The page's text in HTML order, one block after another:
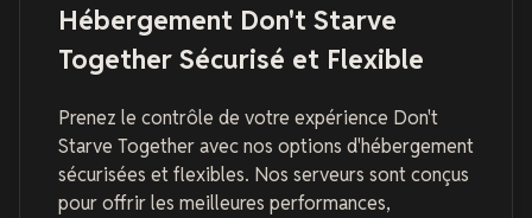
Hébergement Don't Starve
Together Sécurisé et Flexible
Prenez le contrôle de votre expérience Don't
Starve Together avec nos options d'hébergement
sécurisées et flexibles. Nos serveurs sont conçus
pour offrir les meilleures performances,